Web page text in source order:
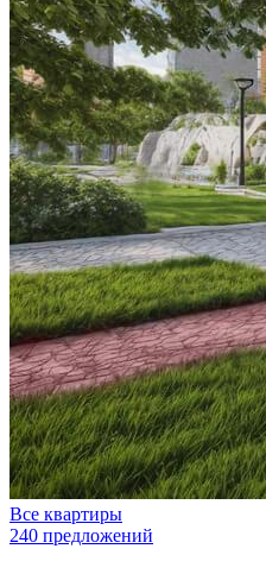
Все квартиры
240 предложений